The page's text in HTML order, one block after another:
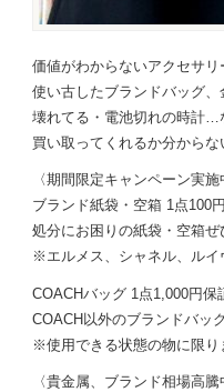
価値がわからないアクセサ
使い古したブランドバッグ、
壊れてる・電池切れの時計…
買い取ってくれるか分から
〈期間限定キャンペーン実施
ブランド紙袋・空箱 1点100
処分にお困りの紙袋・空箱ぜ
※エルメス、シャネル、ルイ
COACHバッグ 1点1,000円保
COACH以外のブランドバッ
※使用できる状態の物に限り
〈貴金属、ブランド相場高騰